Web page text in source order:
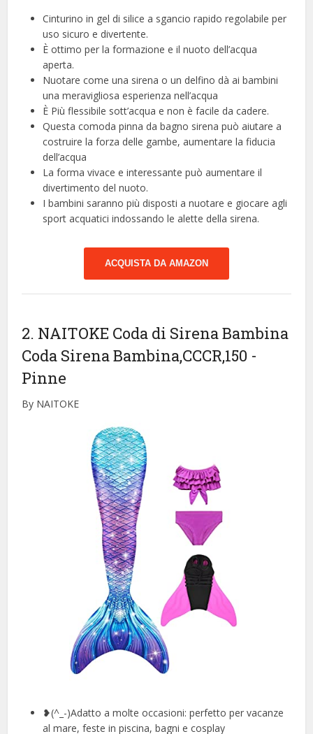
Cinturino in gel di silice a sgancio rapido regolabile per
uso sicuro e divertente.
È ottimo per la formazione e il nuoto dell’acqua
aperta.
Nuotare come una sirena o un delfino dà ai bambini
una meravigliosa esperienza nell’acqua
È Più flessibile sott’acqua e non è facile da cadere.
Questa comoda pinna da bagno sirena può aiutare a
costruire la forza delle gambe, aumentare la fiducia
dell’acqua
La forma vivace e interessante può aumentare il
divertimento del nuoto.
I bambini saranno più disposti a nuotare e giocare agli
sport acquatici indossando le alette della sirena.
ACQUISTA DA AMAZON
2. NAITOKE Coda di Sirena Bambina
Coda Sirena Bambina,CCCR,150 -
Pinne
By NAITOKE
❥(^_-)Adatto a molte occasioni: perfetto per vacanze
al mare, feste in piscina, bagni e cosplay